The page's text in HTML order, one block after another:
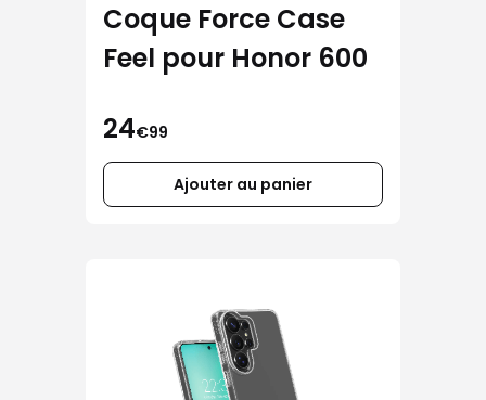
Coque Force Case
Feel pour Honor 600
24€99
Ajouter au panier